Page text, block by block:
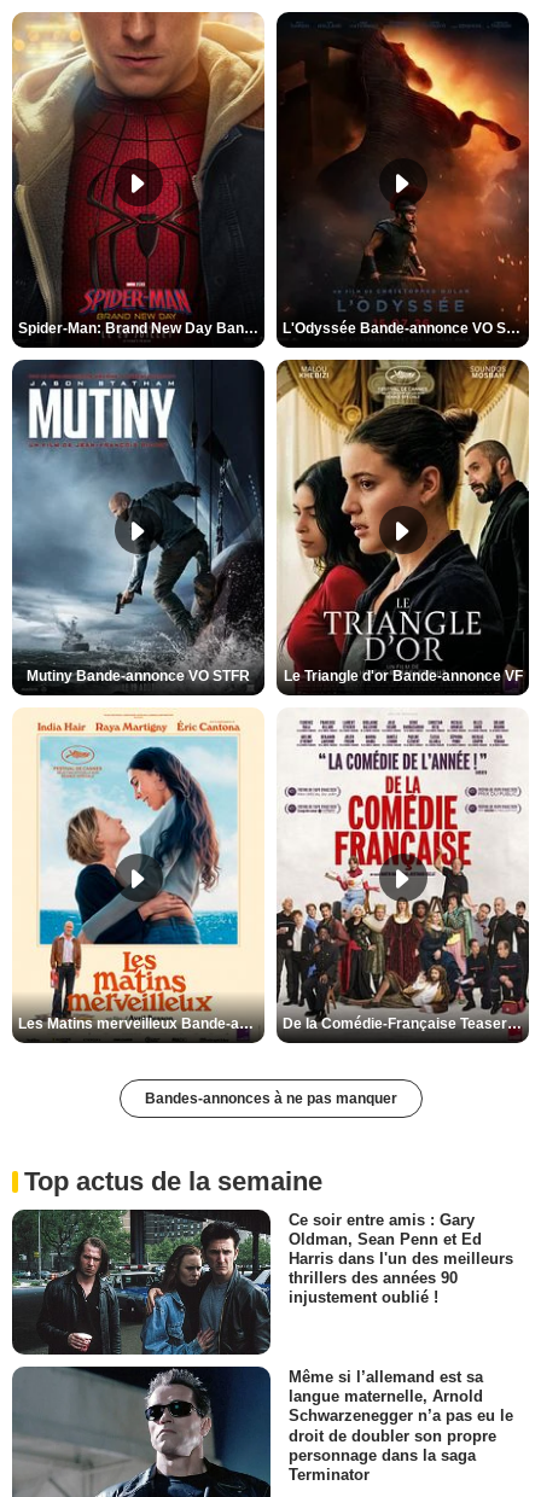
Spider-Man: Brand New Day Bande-annonce VO STFR L'Odyssée Bande-annonce VO STFR
Mutiny Bande-annonce VO STFR Le Triangle d'or Bande-annonce VF
Les Matins merveilleux Bande-annonce VF De la Comédie-Française Teaser VF
Bandes-annonces à ne pas manquer
Top actus de la semaine
Ce soir entre amis : Gary
Oldman, Sean Penn et Ed
Harris dans l'un des meilleurs
thrillers des années 90
injustement oublié !
Même si l’allemand est sa
langue maternelle, Arnold
Schwarzenegger n’a pas eu le
droit de doubler son propre
personnage dans la saga
Terminator